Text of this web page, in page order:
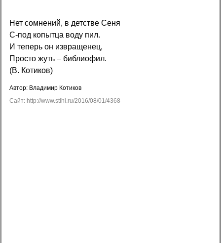
Нет сомнений, в детстве Сеня
С-под копытца воду пил.
И теперь он извращенец,
Просто жуть – библиофил.
(В. Котиков)
Автор: Владимир Котиков
Сайт: http://www.stihi.ru/2016/08/01/4368